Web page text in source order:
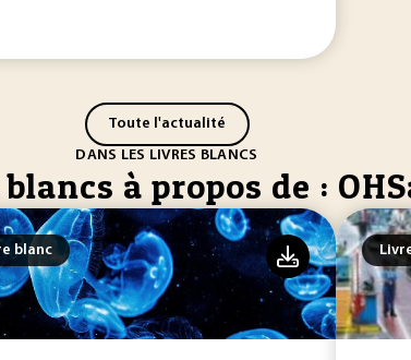
Toute l'actualité
DANS LES LIVRES BLANCS
à propos de :
blanc